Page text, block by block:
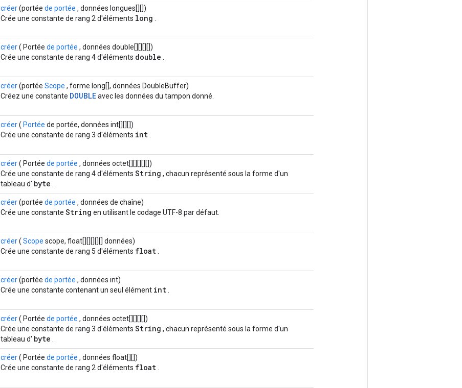
créer(portée de portée , données longues[][])
Crée une constante de rang 2 d'éléments long
créer( Portée de portée , données double[][][][])
Crée une constante de rang 4 d'éléments double
créer(portée Scope , forme long[], données DoubleBuffer)
Créez une constante DOUBLEavec les données du tampon donné.
créer( Portée de portée, données int[][][])
Crée une constante de rang 3 d'éléments int
créer( Portée de portée , données octet[][][][][])
Crée une constante de rang 4 d'éléments String , chacun représenté sous la forme d'un
tableau d' byte
créer(portée de portée , données de chaîne)
Crée une constante String en utilisant le codage UTF-8 par défaut.
créer( Scope scope, float[][][][][] données)
Crée une constante de rang 5 d'éléments float
créer(portée de portée , données int)
Crée une constante contenant un seul élément int
créer( Portée de portée , données octet[][][][])
Crée une constante de rang 3 d'éléments String , chacun représenté sous la forme d'un
tableau d' byte
créer( Portée de portée , données float[][])
Crée une constante de rang 2 d'éléments float